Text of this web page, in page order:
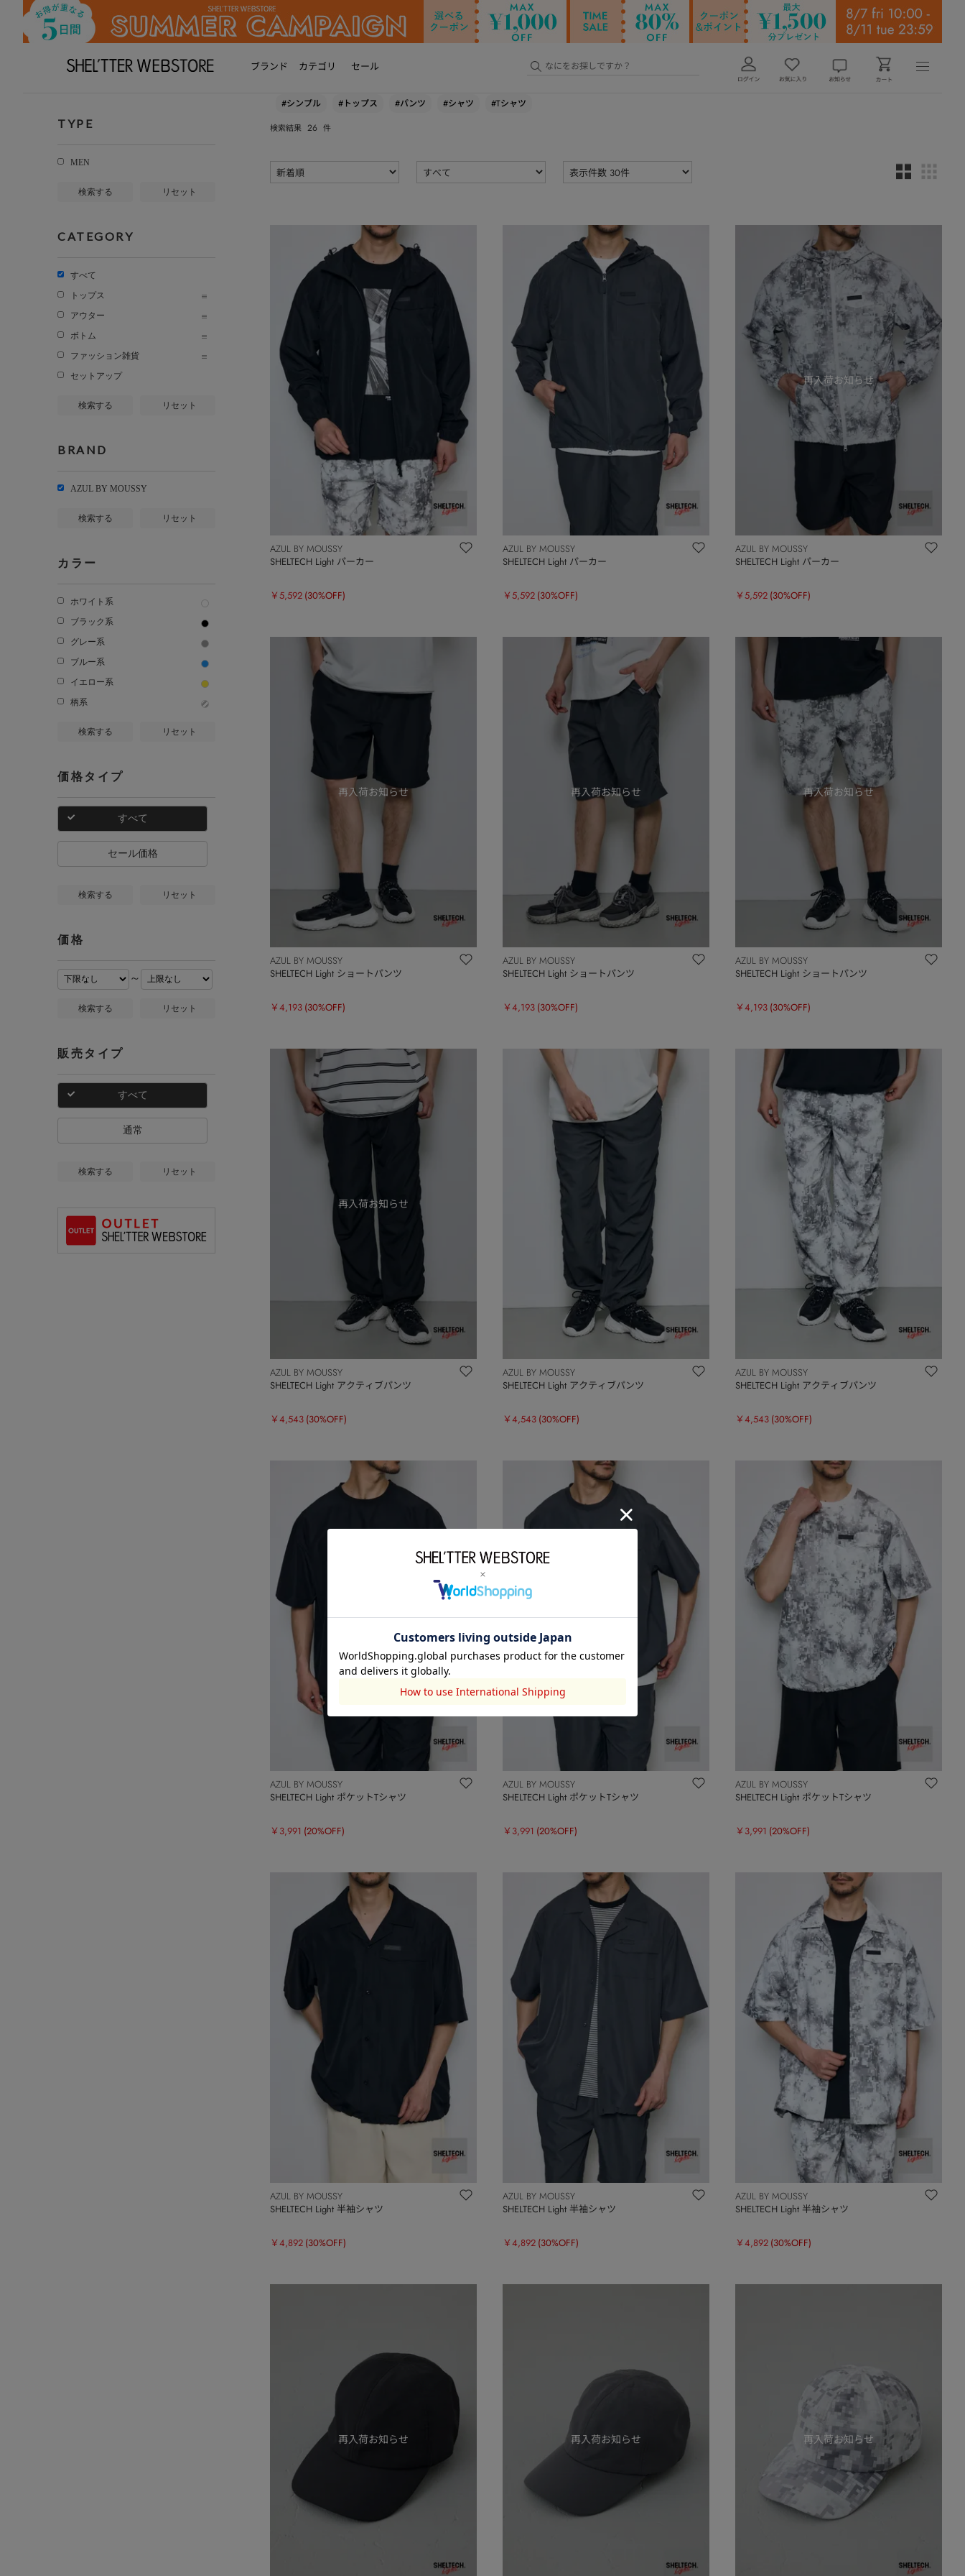
ブランド カテゴリ セール
TYPE
MEN
検索する リセット
CATEGORY
すべて
トップス
アウター
ボトム
ファッション雑貨
セットアップ
検索する リセット
BRAND
AZUL BY MOUSSY
検索する リセット
カラー
ホワイト系
ブラック系
グレー系
ブルー系
イエロー系
柄系
検索する リセット
価格タイプ
すべて
セール価格
検索する リセット
価格
～
検索する リセット
販売タイプ
すべて
通常
検索する リセット
#シンプル #トップス #パンツ #シャツ #Tシャツ
検索結果 26 件
AZUL BY MOUSSY
SHELTECH Light パーカー
￥5,592 (30%OFF)
AZUL BY MOUSSY
SHELTECH Light パーカー
￥5,592 (30%OFF)
AZUL BY MOUSSY
SHELTECH Light パーカー
￥5,592 (30%OFF)
AZUL BY MOUSSY
SHELTECH Light ショートパンツ
￥4,193 (30%OFF)
AZUL BY MOUSSY
SHELTECH Light ショートパンツ
￥4,193 (30%OFF)
AZUL BY MOUSSY
SHELTECH Light ショートパンツ
￥4,193 (30%OFF)
AZUL BY MOUSSY
SHELTECH Light アクティブパンツ
￥4,543 (30%OFF)
AZUL BY MOUSSY
SHELTECH Light アクティブパンツ
￥4,543 (30%OFF)
AZUL BY MOUSSY
SHELTECH Light アクティブパンツ
￥4,543 (30%OFF)
AZUL BY MOUSSY
SHELTECH Light ポケットTシャツ
￥3,991 (20%OFF)
AZUL BY MOUSSY
SHELTECH Light ポケットTシャツ
￥3,991 (20%OFF)
AZUL BY MOUSSY
SHELTECH Light ポケットTシャツ
￥3,991 (20%OFF)
AZUL BY MOUSSY
SHELTECH Light 半袖シャツ
￥4,892 (30%OFF)
AZUL BY MOUSSY
SHELTECH Light 半袖シャツ
￥4,892 (30%OFF)
AZUL BY MOUSSY
SHELTECH Light 半袖シャツ
￥4,892 (30%OFF)